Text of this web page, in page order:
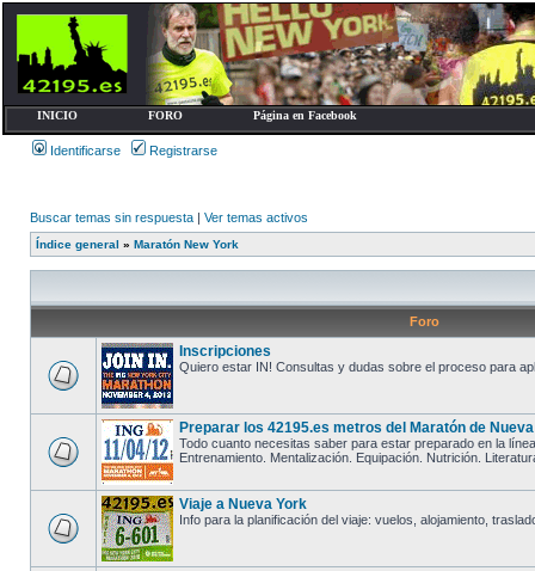
INICIO FORO Página en Facebook
Identificarse Registrarse
Buscar temas sin respuesta | Ver temas activos
Índice general » Maratón New York
Foro
Inscripciones
Quiero estar IN! Consultas y dudas sobre el proceso para
Preparar los 42195.es metros del Maratón de
Todo cuanto necesitas saber para estar preparado en la
Entrenamiento. Mentalización. Equipación. Nutrición.
Viaje a Nueva York
Info para la planificación del viaje: vuelos, alojamiento,